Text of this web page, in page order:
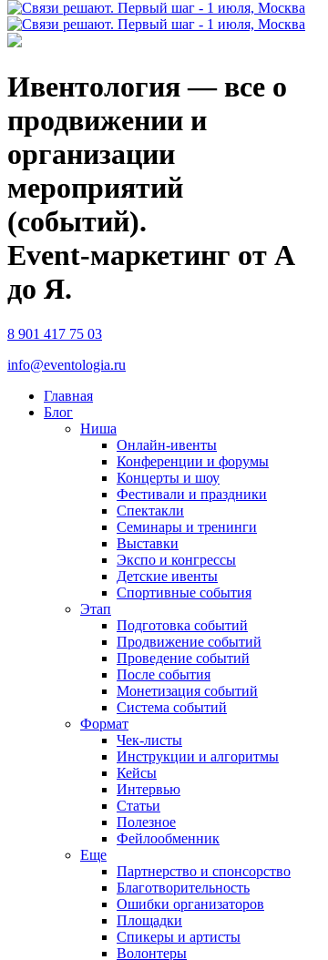
Ивентология — все о
продвижении и
организации
мероприятий
(событий).
Event-маркетинг от А
до Я.
8 901 417 75 03
info@eventologia.ru
Главная
Блог
Ниша
Онлайн-ивенты
Конференции и форумы
Концерты и шоу
Фестивали и праздники
Спектакли
Семинары и тренинги
Выставки
Экспо и конгрессы
Детские ивенты
Спортивные события
Этап
Подготовка событий
Продвижение событий
Проведение событий
После события
Монетизация событий
Система событий
Формат
Чек-листы
Инструкции и алгоритмы
Кейсы
Интервью
Статьи
Полезное
Фейлообменник
Еще
Партнерство и спонсорство
Благотворительность
Ошибки организаторов
Площадки
Спикеры и артисты
Волонтеры